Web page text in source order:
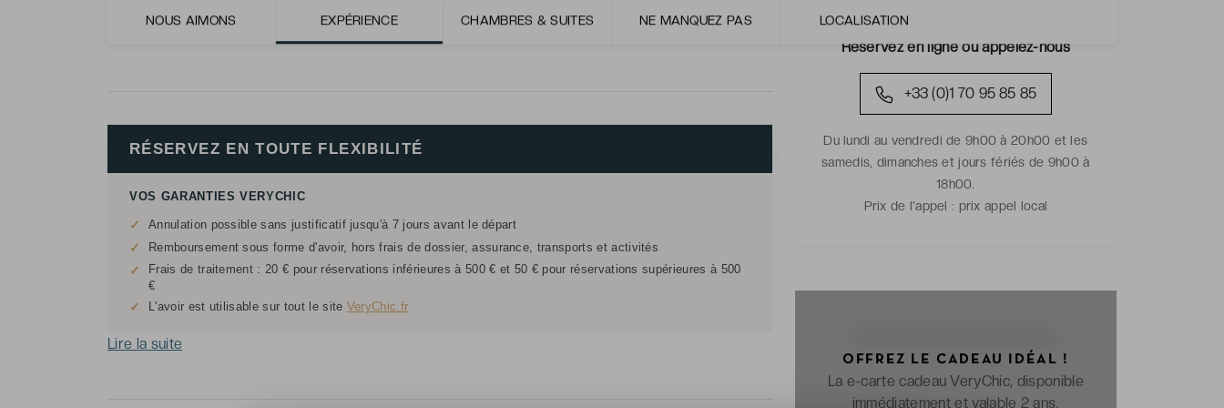
NOUS AIMONS EXPÉRIENCE CHAMBRES & SUITES NE MANQUEZ PAS LOCALISATION
ambiance élégante et raffinée.
RÉSERVEZ EN TOUTE FLEXIBILITÉ
VOS GARANTIES VERYCHIC
✓ Annulation possible sans justificatif jusqu'à 7 jours avant le départ
✓ Remboursement sous forme d'avoir, hors frais de dossier, assurance, transports et activités
✓
Frais de traitement : 20 € pour réservations inférieures à 500 € et 50 € pour réservations supérieures à 500
€
✓ L'avoir est utilisable sur tout le site VeryChic.fr
Lire la suite
Réservez en ligne ou appelez-nous
+33 (0)1 70 95 85 85
Du lundi au vendredi de 9h00 à 20h00 et les
samedis, dimanches et jours fériés de 9h00 à
18h00.
Prix de l'appel : prix appel local
OFFREZ LE CADEAU IDÉAL !
La e-carte cadeau VeryChic, disponible
immédiatement et valable 2 ans.